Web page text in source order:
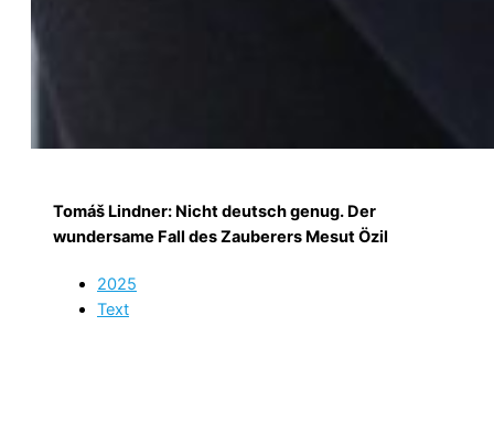
Tomáš Lindner: Nicht deutsch genug. Der
wundersame Fall des Zauberers Mesut Özil
2025
Text